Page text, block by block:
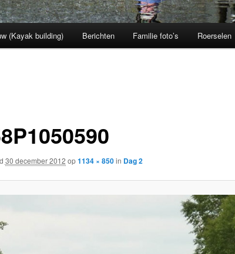
(Kayak building) Berichten Familie foto’s Roerselen
30 december 2012 op1134 × 850in Dag 2